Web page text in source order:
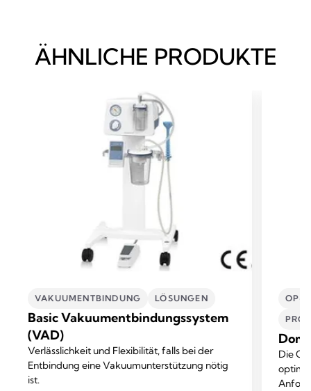
ÄHNLICHE PRODUKTE
VAKUUMENTBINDUNG LÖSUNGEN​
Basic Vakuumentbindungssystem
(VAD)
Verlässlichkeit und Flexibilität, falls bei der
Entbindung eine Vakuumunterstützung nötig
ist.
OP-
Die